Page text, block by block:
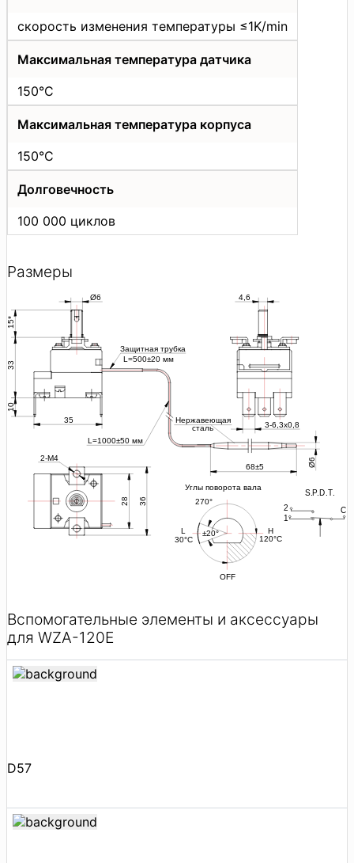
скорость изменения температуры ≤1K/min
Максимальная температура датчика
150°C
Максимальная температура корпуса
150°C
Долговечность
100 000 циклов
Размеры
Вспомогательные элементы и аксессуары
для WZA-120E
D57